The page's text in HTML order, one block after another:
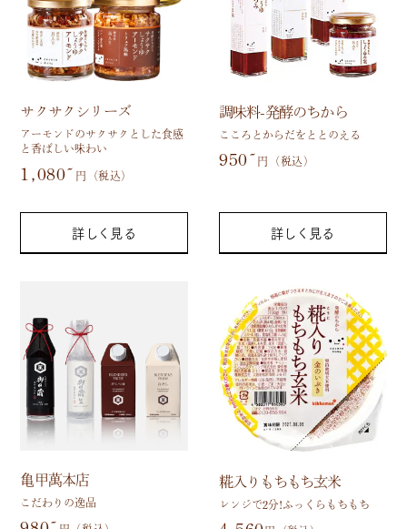
サクサクシリーズ
アーモンドのサクサクとした食感
と香ばしい味わい
1,080~ 円（税込）
詳しく見る
調味料-発酵のちから
こころとからだをととのえる
950~円（税込）
詳しく見る
亀甲萬本店
こだわりの逸品
糀入りもちもち玄米
レンジで2分!ふっくらもちもち